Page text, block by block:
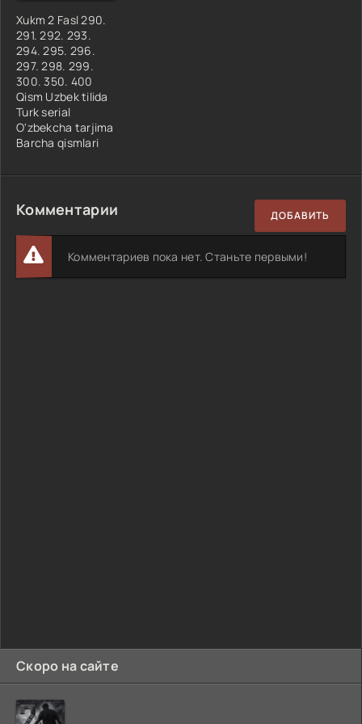
Скоро на сайте
Xukm 2 Fasl 290.
291. 292. 293.
294. 295. 296.
297. 298. 299.
300. 350. 400
Qism Uzbek tilida
Turk serial
O'zbekcha tarjima
Barcha qismlari
Комментарии ДОБАВИТЬ
Комментариев пока нет. Станьте первыми!